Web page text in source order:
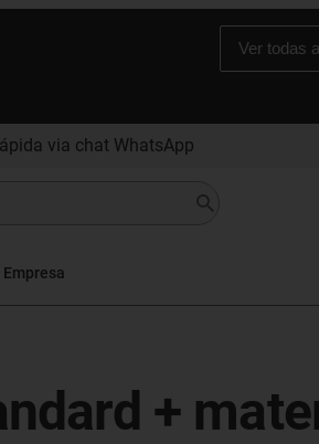
Ver todas
via chat WhatsApp
Empresa
+